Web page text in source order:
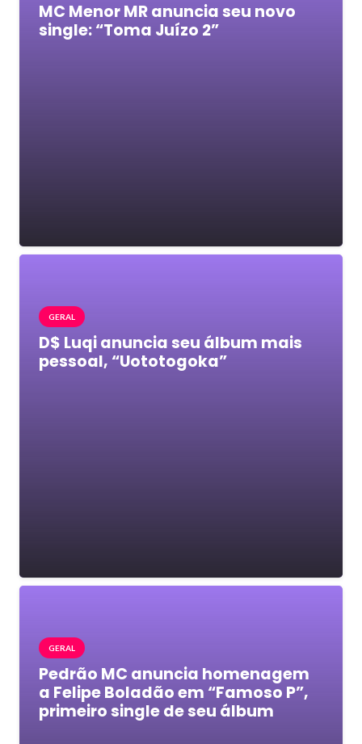
MC Menor MR anuncia seu novo
single: “Toma Juízo 2”
GERAL
D$ Luqi anuncia seu álbum mais
pessoal, “Uototogoka”
GERAL
Pedrão MC anuncia homenagem
a Felipe Boladão em “Famoso P”,
primeiro single de seu álbum